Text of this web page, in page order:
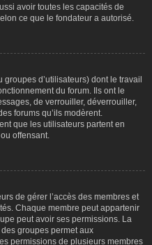
avoir toutes les capacités de
ce que le fondateur a autorisé.
d’utilisateurs) dont le travail
du forum. Ils ont le
de verrouiller, déverrouiller,
forums qu’ils modèrent.
que les utilisateurs partent en
offensant.
de gérer l’accès des membres et
Chaque membre peut appartenir
peut avoir ses permissions. La
groupes permet aux
permissions de plusieurs membres